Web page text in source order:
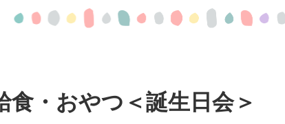
食・おやつ＜誕生日会＞